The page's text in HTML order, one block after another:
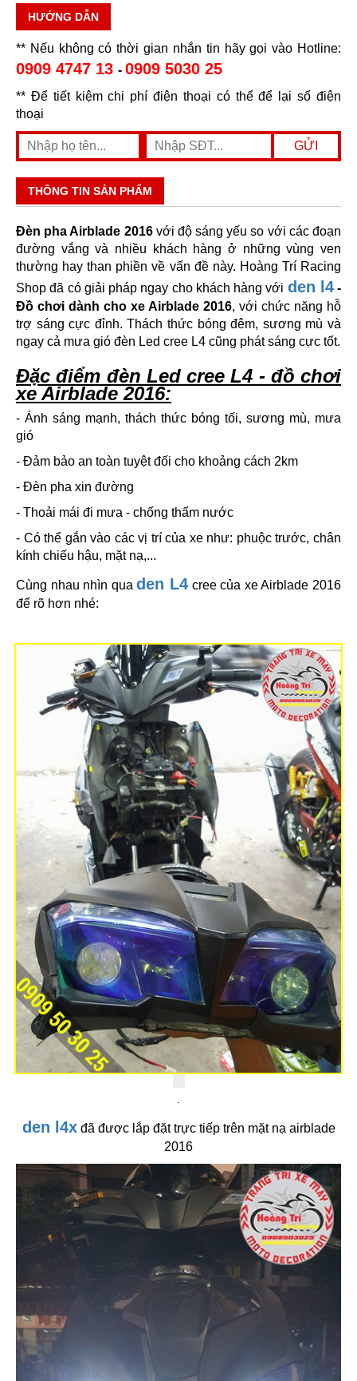
HƯỚNG DẪN
** Nếu không có thời gian nhắn tin hãy gọi vào Hotline:
0909 4747 13 - 0909 5030 25
** Để tiết kiệm chi phí điện thoại có thể để lại số điện
thoại
THÔNG TIN SẢN PHẨM
Đèn pha Airblade 2016với độ sáng yếu so với các đoạn
đường vắng và nhiều khách hàng ở những vùng ven
thường hay than phiền về vấn đề này. Hoàng Trí Racing
Shop đã có giải pháp ngay cho khách hàng với den l4-
Đồ chơi dành cho xe Airblade 2016, với chức năng hỗ
trợ sáng cực đỉnh. Thách thức bóng đêm, sương mù và
ngay cả mưa gió đèn Led cree L4 cũng phát sáng cực tốt.
Đặc điểm đèn Led cree L4 - đồ chơi
xe Airblade 2016:
- Ánh sáng mạnh, thách thức bóng tối, sương mù, mưa
gió
- Đảm bảo an toàn tuyệt đối cho khoảng cách 2km
- Đèn pha xin đường
- Thoải mái đi mưa - chống thấm nước
- Có thể gắn vào các vị trí của xe như: phuộc trước, chân
kính chiếu hậu, mặt nạ,...
Cùng nhau nhìn quaden L4 cree của xe Airblade 2016
để rõ hơn nhé:
den l4xđã được lắp đặt trực tiếp trên mặt nạ airblade
2016